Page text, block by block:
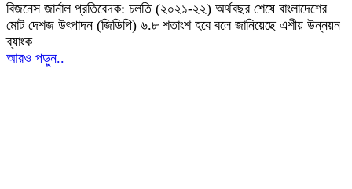
বিজনেস জার্নাল প্রতিবেদক: চলতি (২০২১-২২) অর্থবছর শেষে বাংলাদেশের
মোট দেশজ উৎপাদন (জিডিপি) ৬.৮ শতাংশ হবে বলে জানিয়েছে এশীয় উন্নয়ন
ব্যাংক
আরও পড়ুন..